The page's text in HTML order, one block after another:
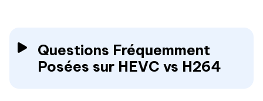
Questions Fréquemment
Posées sur HEVC vs H264